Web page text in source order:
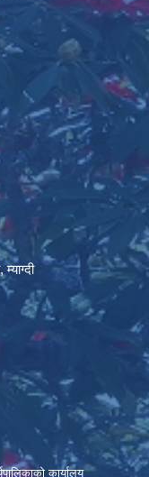
म्याग्दी
कार्यालय